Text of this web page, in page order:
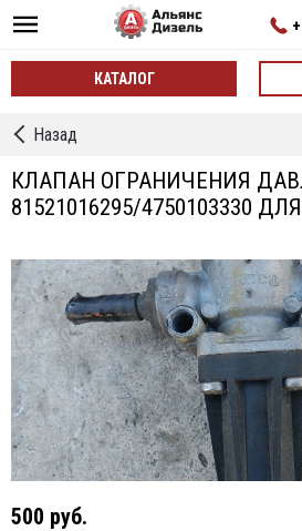
КАТАЛОГ
←
Ограничения
Давления
Назад
КЛАПАН ОГРАНИЧЕНИЯ
81521016295/4750103330 ДЛЯ
500 руб.